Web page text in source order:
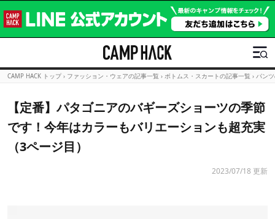
CAMP HACK トップ › ファッション・ウェアの記事一覧 › ボトムス・スカートの記事一覧 › パン
【定番】パタゴニアのバギーズショーツの季節
です！今年はカラーもバリエーションも超充実
（3ページ目）
2023/07/18 更新